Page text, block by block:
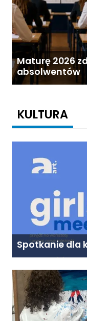
Maturę 2026
absolwentów
KULTURA
Spotkanie dla